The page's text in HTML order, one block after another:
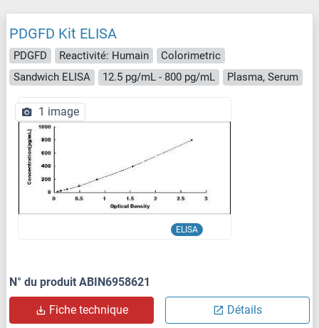
PDGFD Kit ELISA
PDGFD Reactivité: Humain
Colorimetric
Sandwich ELISA
12.5 pg/mL - 800 pg/mL Plasma, Serum
ELISA
1 image
N° du produit ABIN6958621
Fiche technique Détails